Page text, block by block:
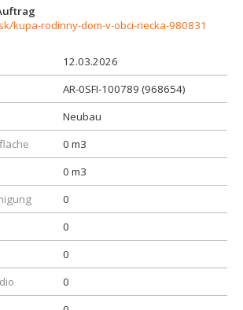
kupa-rodinny-dom-v-obci-riecka-980831
12.03.2026
AR-0SFI-100789 (968654)
Neubau
0 m3
0 m3
0
0
0
0